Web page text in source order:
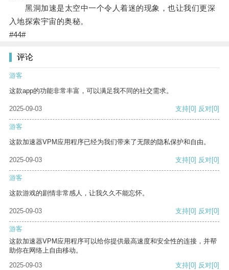
黑洞加速是太空中一个令人着迷的现象，也让我们更深
入地探索宇宙的奥秘。
#44#
评论
游客
这款app的功能非常丰富，可以满足我不同的社交需求。
2025-09-03 支持[0] 反对[0]
游客
这款加速器VPM应用程序已经为我们带来了无限的隐私保护和自由。
2025-09-03 支持[0] 反对[0]
游客
这款游戏的剧情非常感人，让我久久不能忘怀。
2025-09-03 支持[0] 反对[0]
游客
这款加速器VPM应用程序可以给你提供最高速度和安全性的连接，并帮
助你在网络上自由移动。
2025-09-03
支持[0] 反对[0]